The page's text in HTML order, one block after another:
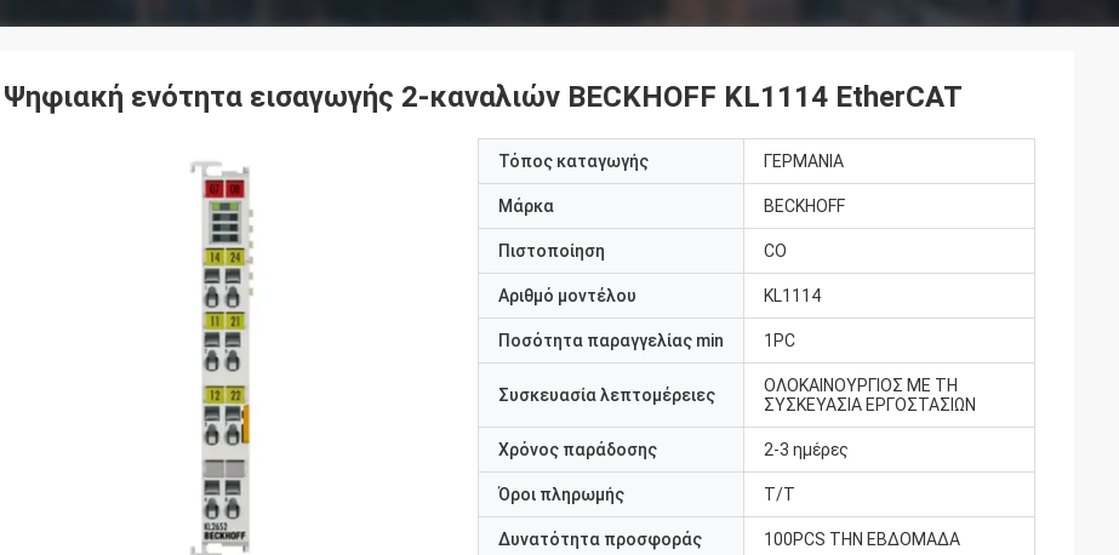
Ψηφιακή ενότητα εισαγωγής 2-καναλιών BECKHOFF KL1114 EtherCAT
Τόπος καταγωγής ΓΕΡΜΑΝΙΑ
Μάρκα BECKHOFF
Πιστοποίηση CO
Αριθμό μοντέλου KL1114
Ποσότητα παραγγελίας min 1PC
Συσκευασία λεπτομέρειες
ΟΛΟΚΑΙΝΟΥΡΓΙΟΣ ΜΕ ΤΗ
ΣΥΣΚΕΥΑΣΙΑ ΕΡΓΟΣΤΑΣΙΩΝ
Χρόνος παράδοσης 2-3 ημέρες
Όροι πληρωμής T/T
Δυνατότητα προσφοράς 100PCS ΤΗΝ ΕΒΔΟΜΑΔΑ